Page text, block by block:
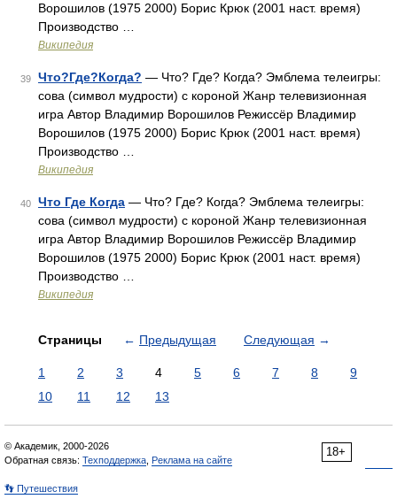
Ворошилов (1975 2000) Борис Крюк (2001 наст. время)
Производство …
Википедия
39 Что?Где?Когда? — Что? Где? Когда? Эмблема телеигры:
сова (символ мудрости) с короной Жанр телевизионная
игра Автор Владимир Ворошилов Режиссёр Владимир
Ворошилов (1975 2000) Борис Крюк (2001 наст. время)
Производство …
Википедия
40 Что Где Когда — Что? Где? Когда? Эмблема телеигры:
сова (символ мудрости) с короной Жанр телевизионная
игра Автор Владимир Ворошилов Режиссёр Владимир
Ворошилов (1975 2000) Борис Крюк (2001 наст. время)
Производство …
Википедия
Страницы ← Предыдущая Следующая →
1 2 3 4 5 6 7 8
9
10
11 12 13
18+
© Академик, 2000-2026
Обратная связь: Техподдержка Реклама на сайте
👣 Путешествия